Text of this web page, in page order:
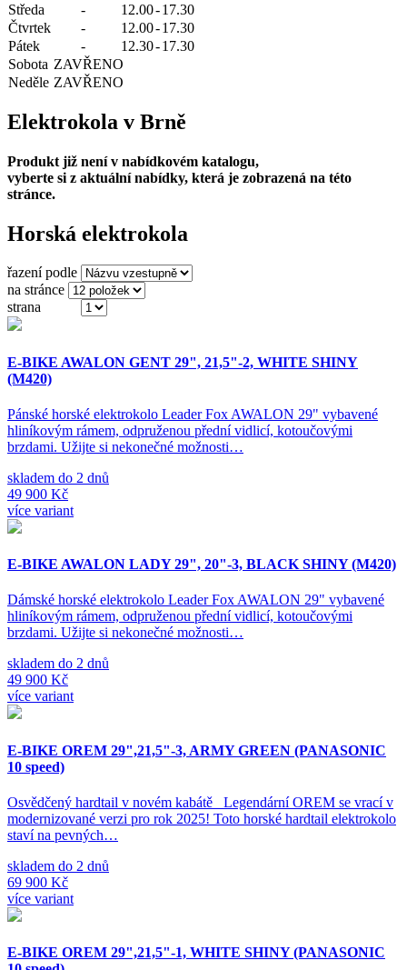
Středa
- 12.00-17.30
Čtvrtek
- 12.00-17.30
Pátek
- 12.30-17.30
Sobota ZAVŘENO
Neděle ZAVŘENO
Elektrokola v Brně
Produkt již není v nabídkovém katalogu,
vyberte si z aktuální nabídky, která je zobrazená na této
stránce.
Horská elektrokola
řazení podle
na stránce
strana
E-BIKE AWALON GENT 29", 21,5"-2, WHITE SHINY
(M420)
Pánské horské elektrokolo Leader Fox AWALON 29" vybavené
hliníkovým rámem, odpruženou přední vidlicí, kotoučovými
brzdami. Užijte si nekonečné možnosti…
skladem do 2 dnů
49 900 Kč
více variant
E-BIKE AWALON LADY 29", 20"-3, BLACK SHINY (M420)
Dámské horské elektrokolo Leader Fox AWALON 29" vybavené
hliníkovým rámem, odpruženou přední vidlicí, kotoučovými
brzdami. Užijte si nekonečné možnosti…
skladem do 2 dnů
49 900 Kč
více variant
E-BIKE OREM 29",21,5"-3, ARMY GREEN (PANASONIC
10 speed)
Osvědčený hardtail v novém kabátě Legendární OREM se vrací v
modernizované verzi pro rok 2025! Toto horské hardtail elektrokolo
staví na pevných…
skladem do 2 dnů
69 900 Kč
více variant
E-BIKE OREM 29",21,5"-1, WHITE SHINY (PANASONIC